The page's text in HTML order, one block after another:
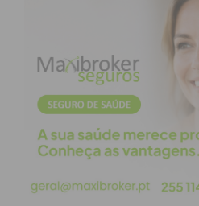
Imagem: Câmara
Subscreva a
obtenha de forma